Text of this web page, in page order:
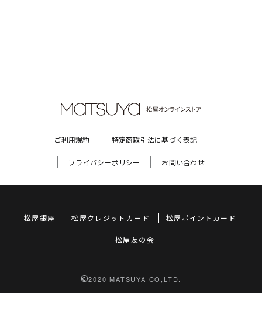
ご利用規約 特定商取引法に基づく表記
プライバシーポリシー お問い合わせ
松屋銀座 松屋クレジットカード 松屋ポイントカード
松屋友の会
©2020 MATSUYA CO,LTD.